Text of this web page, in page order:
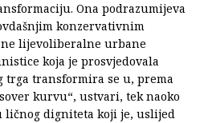
Ona podrazumijeva
konzervativnim
lijevoliberalne urbane
koja je prosvjedovala
trga transformira se u, prema
kurvu“, ustvari, tek naoko
digniteta koji je, uslijed